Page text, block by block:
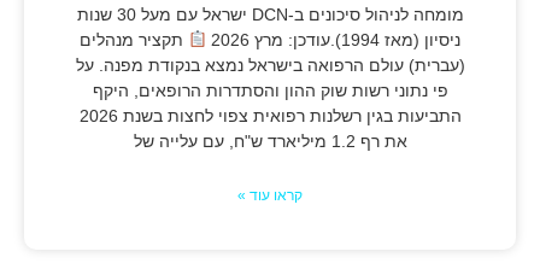
מומחה לניהול סיכונים ב-DCN ישראל עם מעל 30 שנות
ניסיון (מאז 1994).עודכן: מרץ 2026
תקציר מנהלים
(עברית) עולם הרפואה בישראל נמצא בנקודת מפנה. על
פי נתוני רשות שוק ההון והסתדרות הרופאים, היקף
התביעות בגין רשלנות רפואית צפוי לחצות בשנת 2026
את רף 1.2 מיליארד ש"ח, עם עלייה של
קראו עוד »